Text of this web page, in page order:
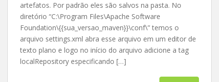
artefatos. Por padrão eles são salvos na pasta. No
diretório “C:\Program Files\Apache Software
Foundation\{{sua_versao_maven}}\conf\” temos o
arquivo settings.xml abra esse arquivo em um editor de
texto plano e logo no início do arquivo adicione a tag
localRepository especificando […]